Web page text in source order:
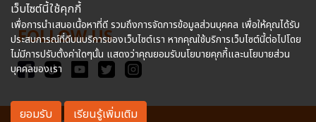
FOLLOW US
เว็บไซต์นี้ใช้คุกกี้
เพื่อการนำเสนอเนื้อหาที่ดี รวมถึงการจัดการข้อมูลส่วนบุคคล เพื่อให้คุณได้รับ
ประสบการณ์ที่ดีบนบริการของเว็บไซต์เรา หากคุณใช้บริการเว็บไซต์นี้ต่อไปโดย
ไม่มีการปรับตั้งค่าใดๆนั้น แสดงว่าคุณยอมรับนโยบายคุกกี้และนโยบายส่วน
บุคคลของเรา
ยอมรับ เรียนรู้เพิ่มเติม